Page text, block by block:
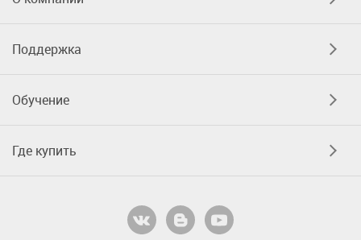
Поддержка
Обучение
Где купить